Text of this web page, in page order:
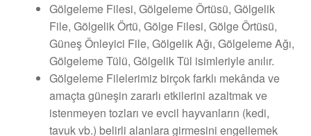
Gölgeleme Filesi, Gölgeleme Örtüsü, Gölgelik
File, Gölgelik Örtü, Gölge Filesi, Gölge Örtüsü,
Güneş Önleyici File, Gölgelik Ağı, Gölgeleme Ağı,
Gölgeleme Tülü, Gölgelik Tül isimleriyle anılır.
Gölgeleme Filelerimiz birçok farklı mekânda ve
amaçta güneşin zararlı etkilerini azaltmak ve
istenmeyen tozları ve evcil hayvanların (kedi,
tavuk vb.) belirli alanlara girmesini engellemek